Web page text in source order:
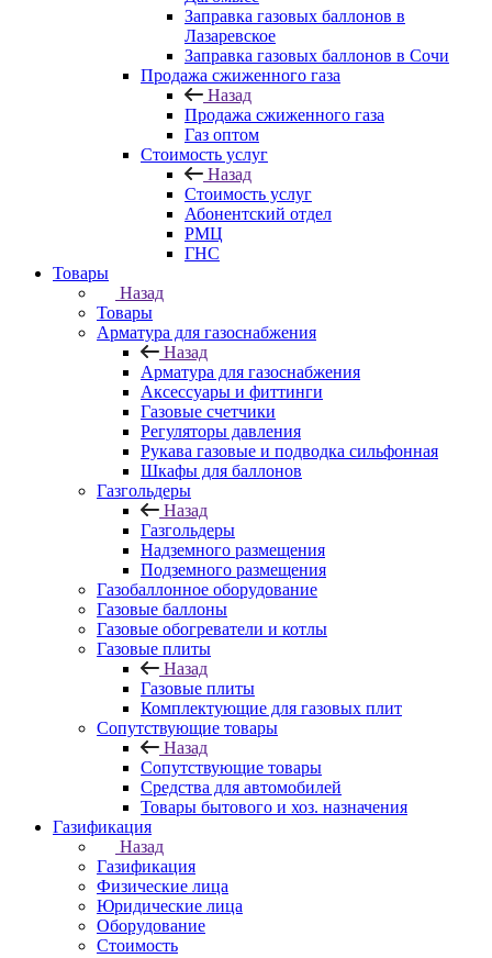
Заправка газовых баллонов в
Лазаревское
Заправка газовых баллонов в Сочи
Продажа сжиженного газа
Назад
Продажа сжиженного газа
Газ оптом
Стоимость услуг
Назад
Стоимость услуг
Абонентский отдел
РМЦ
ГНС
Товары
Назад
Товары
Арматура для газоснабжения
Назад
Арматура для газоснабжения
Аксессуары и фиттинги
Газовые счетчики
Регуляторы давления
Рукава газовые и подводка сильфонная
Шкафы для баллонов
Газгольдеры
Назад
Газгольдеры
Надземного размещения
Подземного размещения
Газобаллонное оборудование
Газовые баллоны
Газовые обогреватели и котлы
Газовые плиты
Назад
Газовые плиты
Комплектующие для газовых плит
Сопутствующие товары
Назад
Сопутствующие товары
Средства для автомобилей
Товары бытового и хоз. назначения
Газификация
Назад
Газификация
Физические лица
Юридические лица
Оборудование
Стоимость